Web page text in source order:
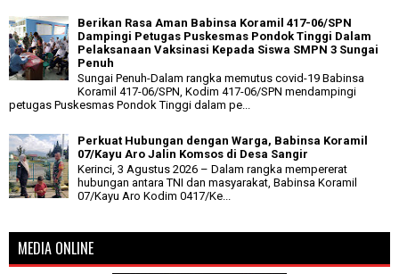
Berikan Rasa Aman Babinsa Koramil 417-06/SPN
Dampingi Petugas Puskesmas Pondok Tinggi Dalam
Pelaksanaan Vaksinasi Kepada Siswa SMPN 3 Sungai
Penuh
Sungai Penuh-Dalam rangka memutus covid-19 Babinsa
Koramil 417-06/SPN, Kodim 417-06/SPN mendampingi
petugas Puskesmas Pondok Tinggi dalam pe...
Perkuat Hubungan dengan Warga, Babinsa Koramil
07/Kayu Aro Jalin Komsos di Desa Sangir
Kerinci, 3 Agustus 2026 – Dalam rangka mempererat
hubungan antara TNI dan masyarakat, Babinsa Koramil
07/Kayu Aro Kodim 0417/Ke...
MEDIA ONLINE